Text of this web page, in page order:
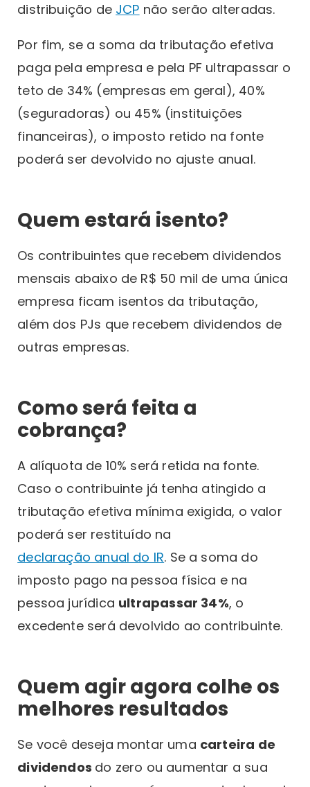
distribuição de JCP não serão alteradas.
Por fim, se a soma da tributação efetiva
paga pela empresa e pela PF ultrapassar o
teto de 34% (empresas em geral), 40%
(seguradoras) ou 45% (instituições
financeiras), o imposto retido na fonte
poderá ser devolvido no ajuste anual.
Quem estará isento?
Os contribuintes que recebem dividendos
mensais abaixo de R$ 50 mil de uma única
empresa ficam isentos da tributação,
além dos PJs que recebem dividendos de
outras empresas.
Como será feita a
cobrança?
A alíquota de 10% será retida na fonte.
Caso o contribuinte já tenha atingido a
tributação efetiva mínima exigida, o valor
poderá ser restituído na
declaração anual do IR. Se a soma do
imposto pago na pessoa física e na
pessoa jurídica ultrapassar 34%, o
excedente será devolvido ao contribuinte.
Quem agir agora colhe os
melhores resultados
Se você deseja montar uma carteira de
dividendos do zero ou aumentar a sua